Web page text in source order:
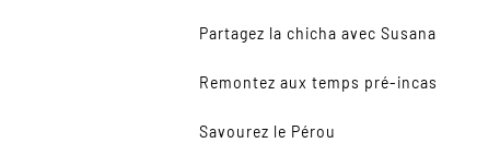
Partagez la chicha avec Susana
Remontez aux temps pré-incas
Savourez le Pérou